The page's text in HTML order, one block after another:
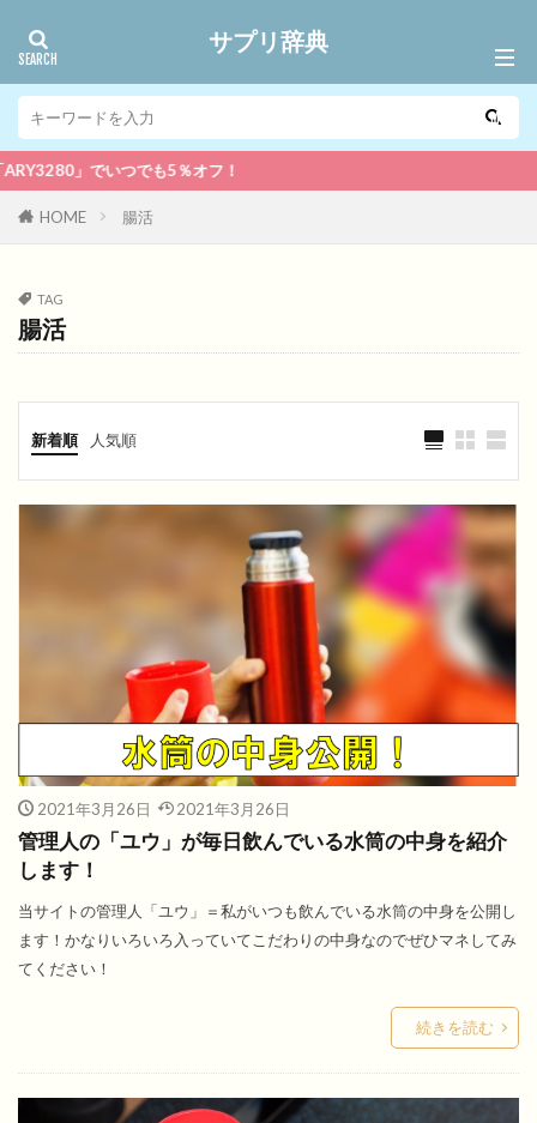
サプリ辞典
いつでも5％オフ！
HOME 腸活
TAG
腸活
新着順 人気順
2021年3月26日 2021年3月26日
管理人の「ユウ」が毎日飲んでいる水筒の中身を紹介
します！
当サイトの管理人「ユウ」＝私がいつも飲んでいる水筒の中身を公開し
ます！かなりいろいろ入っていてこだわりの中身なのでぜひマネしてみ
てください！
続きを読む